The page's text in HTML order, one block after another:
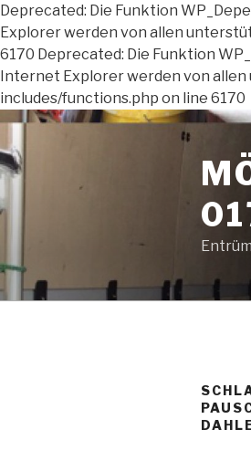
Deprecated: Die Funktion
Explorer werden von allen
6170 Deprecated: Die Funktion
Internet Explorer werden von
includes/functions.php on line 6170
Zum
springen